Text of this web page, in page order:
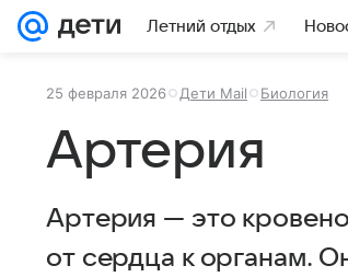
Летний отдых
25 февраля 2026 Дети Mail Биология
Артерия
Артерия — это
от сердца к органам.